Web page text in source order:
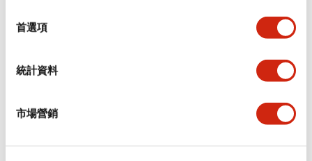
首選項
統計資料
市場營銷
功能規格
機械規格